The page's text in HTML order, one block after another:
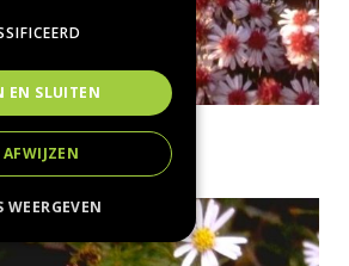
Aster
Aster 'Jan'
EN SLUITEN
AFWIJZEN
WEERGEVEN